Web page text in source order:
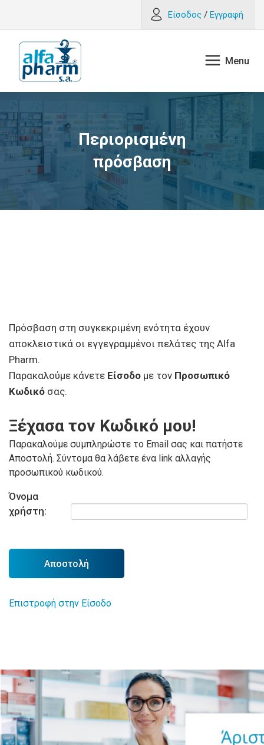
Είσοδος / Εγγραφή
Περιορισμένη
πρόσβαση
Πρόσβαση στη συγκεκριμένη ενότητα έχουν
αποκλειστικά οι εγγεγραμμένοι πελάτες της Alfa
Pharm.
Παρακαλούμε κάνετε Είσοδο με τον Προσωπικό
Κωδικό σας.
Ξέχασα τον Κωδικό μου!
Παρακαλούμε συμπληρώστε το Email σας και πατήστε
Αποστολή. Σύντομα θα λάβετε ένα link αλλαγής
προσωπικού κωδικού.
Όνομα
χρήστη:
Αποστολή
Επιστροφή στην Είσοδο